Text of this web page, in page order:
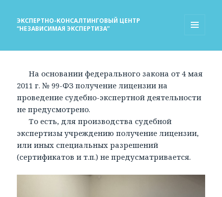
ЭКСПЕРТНО-КОНСАЛТИНГОВЫЙ ЦЕНТР
“НЕЗАВИСИМАЯ ЭКСПЕРТИЗА”
На основании федерального закона от 4 мая
2011 г. № 99-ФЗ получение лицензии на
проведение судебно-экспертной деятельности
не предусмотрено.
То есть, для производства судебной
экспертизы учреждению получение лицензии,
или иных специальных разрешений
(сертификатов и т.п.) не предусматривается.